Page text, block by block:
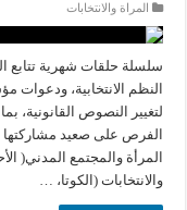
المراة والانتخابات
سلسلة حلقات شهرية تتابع
النظم الانتخابية، ودعوات
لتغيير النصوص القانونية،
والانتخابات (الكوتا، …